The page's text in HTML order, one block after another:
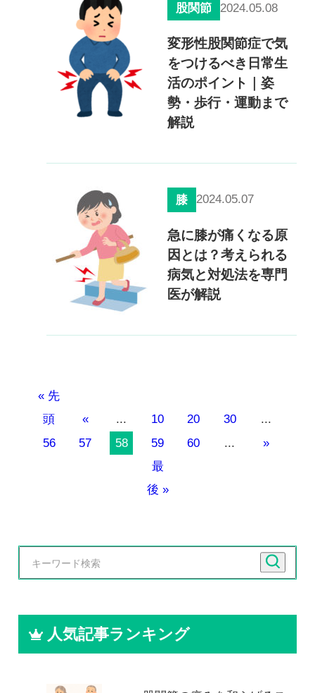
股関節 2024.05.08
変形性股関節症で気
をつけるべき日常生
活のポイント｜姿
勢・歩行・運動まで
解説
膝 2024.05.07
急に膝が痛くなる原
因とは？考えられる
病気と対処法を専門
医が解説
« 先
頭
« ... 10 20 30
...
56
57 58 59 60 ...
»
最
後 »
人気記事ランキング